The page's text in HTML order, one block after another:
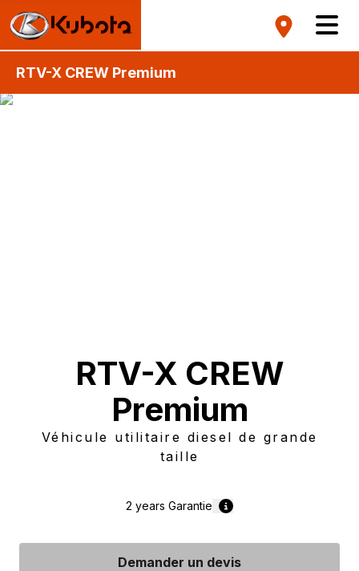
RTV-X CREW Premium
RTV-X CREW
Premium
Véhicule utilitaire diesel de grande
taille
2 years Garantie
Demander un devis